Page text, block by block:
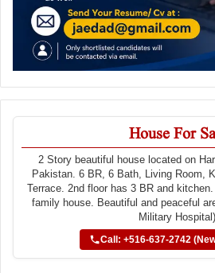
House For
2 Story beautiful house located on
Pakistan. 6 BR, 6 Bath, Living Room,
Terrace. 2nd floor has 3 BR and
family house. Beautiful and peaceful
Military Hospital).
Call: +516-637-2742